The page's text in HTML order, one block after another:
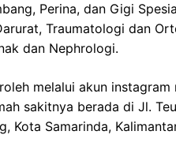
Perina, dan Gigi
Traumatologi dan
dan Nephrologi.
melalui akun instagram
sakitnya berada di Jl.
Kota Samarinda,